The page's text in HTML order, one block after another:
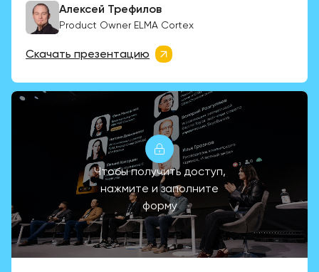
Алексей Трефилов
Product Owner ELMA Cortex
Скачать презентацию
Чтобы получить доступ,
нажмите и заполните
форму